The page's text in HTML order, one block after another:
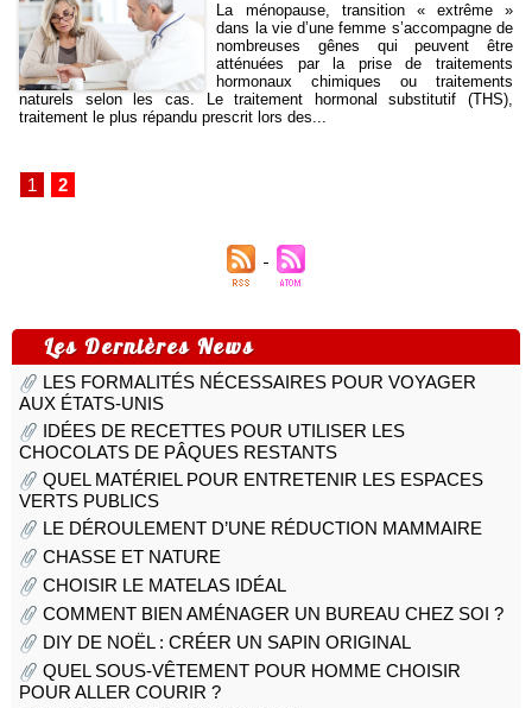
La ménopause, transition « extrême »
dans la vie d’une femme s’accompagne de
nombreuses gênes qui peuvent être
atténuées par la prise de traitements
hormonaux chimiques ou traitements
naturels selon les cas. Le traitement hormonal substitutif (THS),
traitement le plus répandu prescrit lors des...
1 2
Les Dernières News
LES FORMALITÉS NÉCESSAIRES POUR VOYAGER
AUX ÉTATS-UNIS
IDÉES DE RECETTES POUR UTILISER LES
CHOCOLATS DE PÂQUES RESTANTS
QUEL MATÉRIEL POUR ENTRETENIR LES ESPACES
VERTS PUBLICS
LE DÉROULEMENT D’UNE RÉDUCTION MAMMAIRE
CHASSE ET NATURE
CHOISIR LE MATELAS IDÉAL
COMMENT BIEN AMÉNAGER UN BUREAU CHEZ SOI ?
DIY DE NOËL : CRÉER UN SAPIN ORIGINAL
QUEL SOUS-VÊTEMENT POUR HOMME CHOISIR
POUR ALLER COURIR ?